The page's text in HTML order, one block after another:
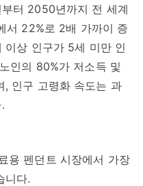
터 2050년까지 전 세계
서 22%로 2배 가까이 증
상 인구가 5세 미만 인
인의 80%가 저소득 및
, 인구 고령화 속도는 과
용 펜던트 시장에서 가장
니다.